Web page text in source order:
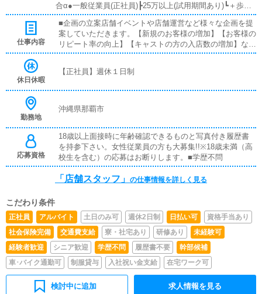
合α●一般従業員(正社員)┣25万以上(試用期間あり)┗＋歩合α
●一般従業員(アルバイト)┣15万3000以上┣週休2日┣勤務8時
間┣残業なし┗定期昇給あり働き方についてのご要望が御座
いましたら面接時にお気軽にご相談ください。女性内勤ス
タッフも大募集しているのでご応募お待ちしております!!■
い可
仕事内容
■企画の立案店舗イベントや店舗運営など様々な企画を提
案していただきます。【新規のお客様の増加】【お客様の
リピート率の向上】【キャストの方の入店数の増加】な
ど、売上UPに繋がる施策の提案を行っていただきます。■
稼げるようにインターネットを使ったPR（写メ日記）な
更新作業を行っていただきます。キャストの出勤情報やイ
を押すだけや、ブログの更新時に簡単に文字が入力出来れ
ば問題ありません。PCが苦手な人でも簡単にできます。
休日休暇
【正社員】週休１日制
勤務地
沖縄県那覇市
応募資格
18歳以上面接時に年齢確認できるものと写真付き履歴書
を持参下さい。女性従業員の方も大募集!!※18歳未満（高
校生を含む）の応募はお断りします。■学歴不問
「店舗スタッフ」 の仕事情報を詳しく見る
こだわり条件
正社員 アルバイト 土日のみ可 週休2日制 日払い可
資格手当あり
社会保険完備
交通費支給 寮・社宅あり 研修あり
未経験可
経験者歓迎
シニア歓迎 学歴不問 履歴書不要
幹部候補
車･バイク通勤可
制服貸与 入社祝い金支給 在宅ワーク可
検討中に追加 求人情報を見る